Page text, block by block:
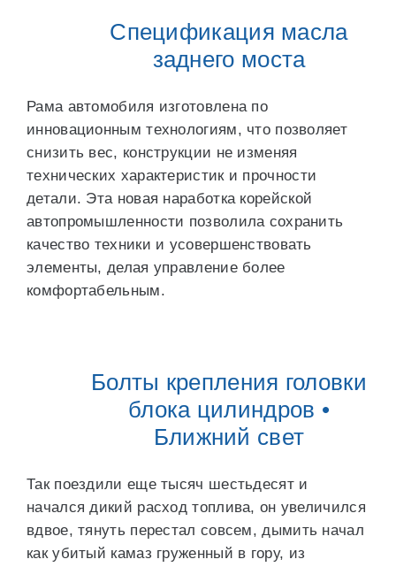
Спецификация масла
заднего моста
Рама автомобиля изготовлена по
инновационным технологиям, что позволяет
снизить вес, конструкции не изменяя
технических характеристик и прочности
детали. Эта новая наработка корейской
автопромышленности позволила сохранить
качество техники и усовершенствовать
элементы, делая управление более
комфортабельным.
Болты крепления головки
блока цилиндров •
Ближний свет
Так поездили еще тысяч шестьдесят и
начался дикий расход топлива, он увеличился
вдвое, тянуть перестал совсем, дымить начал
как убитый камаз груженный в гору, из